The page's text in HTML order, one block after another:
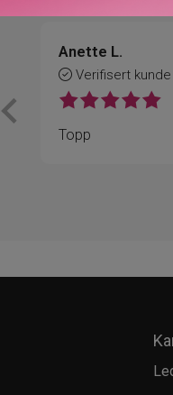
Anette L.
Verifisert kunde
Topp